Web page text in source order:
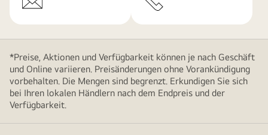
*Preise, Aktionen und Verfügbarkeit können je nach Geschäft
und Online variieren. Preisänderungen ohne Vorankündigung
vorbehalten. Die Mengen sind begrenzt. Erkundigen Sie sich
bei Ihren lokalen Händlern nach dem Endpreis und der
Verfügbarkeit.